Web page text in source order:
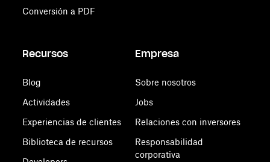
Conversión a PDF
Recursos
Blog
Actividades
Experiencias de clientes
Biblioteca de recursos
Empresa
Sobre nosotros
Jobs
Relaciones con inversores
Responsabilidad
corporativa